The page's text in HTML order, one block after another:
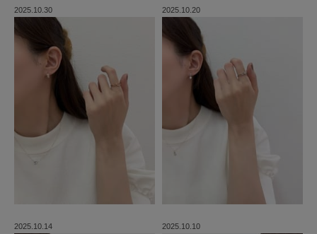
2025.10.30 2025.10.20
2025.10.14 2025.10.10